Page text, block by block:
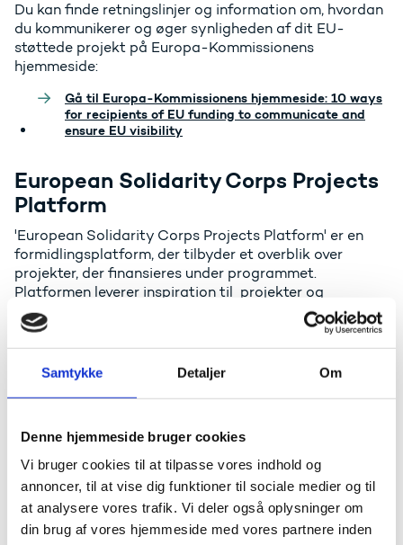
Samtykke Detaljer Om
Denne hjemmeside bruger cookies
Vi bruger cookies til at tilpasse vores indhold og
annoncer, til at vise dig funktioner til sociale medier og til
at analysere vores trafik. Vi deler også oplysninger om
din brug af vores hjemmeside med vores partnere inden
Du kan finde retningslinjer og information om, hvordan
du kommunikerer og øger synligheden af ​​dit EU-
støttede projekt på Europa-Kommissionens
hjemmeside:
Gå til Europa-Kommissionens hjemmeside: 10 ways
for recipients of EU funding to communicate and
ensure EU visibility
European Solidarity Corps Projects
Platform
'European Solidarity Corps Projects Platform' er en
formidlingsplatform, der tilbyder et overblik over
projekter, der finansieres under programmet.
Platformen leverer inspiration til projekter og
synliggør resultater af indsatser i Det Europæiske
Solidaritetskorps.
på Europa-Kommissionens hjemmeside